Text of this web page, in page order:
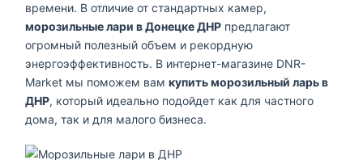
времени. В отличие от стандартных камер,
морозильные лари в Донецке ДНР предлагают
огромный полезный объем и рекордную
энергоэффективность. В интернет-магазине DNR-
Market мы поможем вам купить морозильный ларь в
ДНР, который идеально подойдет как для частного
дома, так и для малого бизнеса.